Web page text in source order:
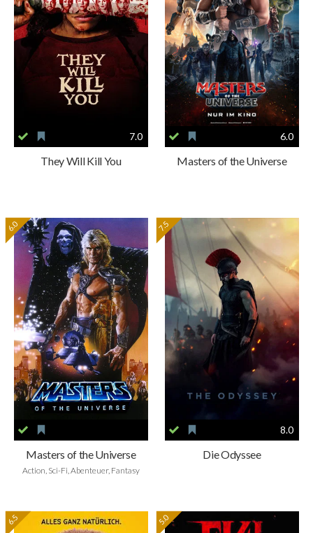
7.0
They Will Kill You
6.0
Masters of the Universe
6.0
Masters of the Universe
Action, Sci-Fi, Abenteuer, Fantasy
7.5
8.0
Die Odyssee
6.5 5.0